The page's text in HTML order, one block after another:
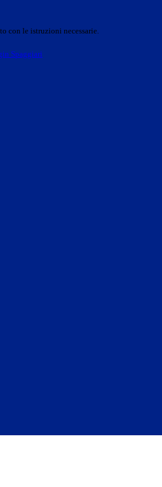
con le istruzioni necessarie.
Spaggiari